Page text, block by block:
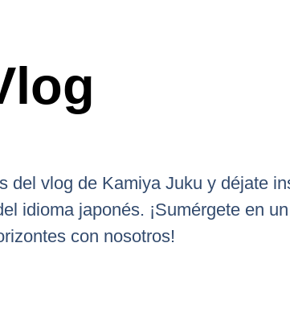
vlog de Kamiya Juku y déjate
idioma japonés. ¡Sumérgete en
con nosotros!